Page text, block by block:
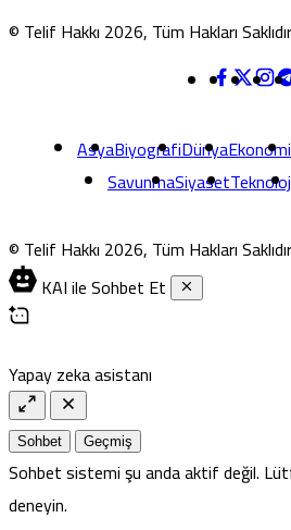
© Telif Hakkı 2026, Tüm Hakları Saklıdır
AsyaBiyografiDünyaEkonomi
SavunmaSiyaset
© Telif Hakkı 2026, Tüm Hakları Saklıdır
KAI ile Sohbet Et
Yapay zeka asistanı
Sohbet Geçmiş
Sohbet sistemi şu anda aktif değil.
deneyin.